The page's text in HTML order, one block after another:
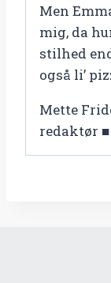
Men
mig, da
stilhed
også li’
Mette
redaktør ■